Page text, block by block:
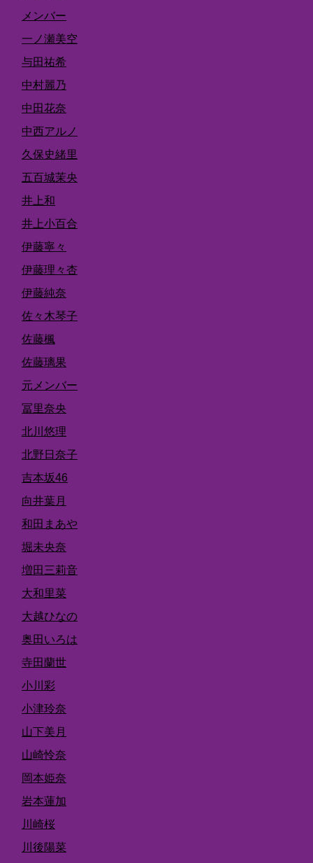
メンバー
一ノ瀬美空
与田祐希
中村麗乃
中田花奈
中西アルノ
久保史緒里
五百城茉央
井上和
井上小百合
伊藤寧々
伊藤理々杏
伊藤純奈
佐々木琴子
佐藤楓
佐藤璃果
元メンバー
冨里奈央
北川悠理
北野日奈子
吉本坂46
向井葉月
和田まあや
堀未央奈
増田三莉音
大和里菜
大越ひなの
奥田いろは
寺田蘭世
小川彩
小津玲奈
山下美月
山崎怜奈
岡本姫奈
岩本蓮加
川崎桜
川後陽菜